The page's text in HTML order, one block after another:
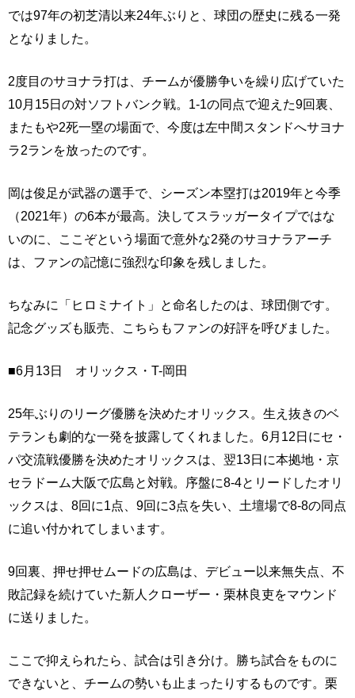
では97年の初芝清以来24年ぶりと、球団の歴史に残る一発
となりました。
2度目のサヨナラ打は、チームが優勝争いを繰り広げていた
10月15日の対ソフトバンク戦。1-1の同点で迎えた9回裏、
またもや2死一塁の場面で、今度は左中間スタンドへサヨナ
ラ2ランを放ったのです。
岡は俊足が武器の選手で、シーズン本塁打は2019年と今季
（2021年）の6本が最高。決してスラッガータイプではな
いのに、ここぞという場面で意外な2発のサヨナラアーチ
は、ファンの記憶に強烈な印象を残しました。
ちなみに「ヒロミナイト」と命名したのは、球団側です。
記念グッズも販売、こちらもファンの好評を呼びました。
■6月13日 オリックス・T-岡田
25年ぶりのリーグ優勝を決めたオリックス。生え抜きのベ
テランも劇的な一発を披露してくれました。6月12日にセ・
パ交流戦優勝を決めたオリックスは、翌13日に本拠地・京
セラドーム大阪で広島と対戦。序盤に8-4とリードしたオリ
ックスは、8回に1点、9回に3点を失い、土壇場で8-8の同点
に追い付かれてしまいます。
9回裏、押せ押せムードの広島は、デビュー以来無失点、不
敗記録を続けていた新人クローザー・栗林良吏をマウンド
に送りました。
ここで抑えられたら、試合は引き分け。勝ち試合をものに
できないと、チームの勢いも止まったりするものです。栗